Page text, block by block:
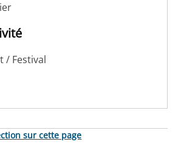
/ Festival
sur cette page